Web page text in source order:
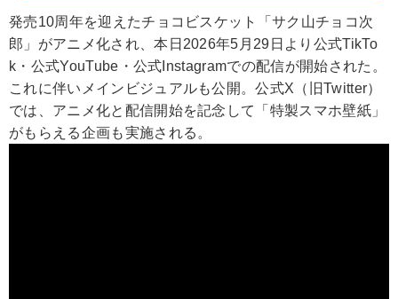
発売10周年を迎えたチョコビスケット「サク山チョコ次
郎」がアニメ化され、本日2026年5月29日より公式TikTo
k・公式YouTube・公式Instagramでの配信が開始された。
これに伴いメインビジュアルも公開。公式X（旧Twitter）
では、アニメ化と配信開始を記念して「特製スマホ壁紙」
がもらえる企画も実施される。